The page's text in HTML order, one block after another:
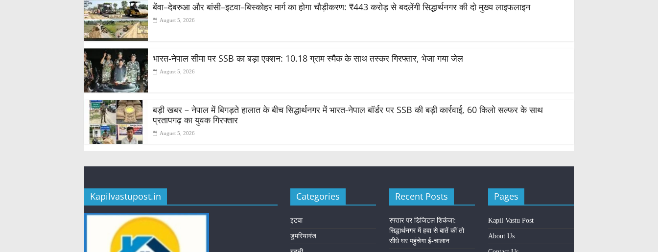
​बेंवा–देबरुआ और बांसी–इटवा–बिस्कोहर मार्ग का होगा चौड़ीकरण: ₹443 करोड़ से बदलेंगी सिद्धार्थनगर की दो मुख्य लाइफलाइन
August 5, 2026
भारत-नेपाल सीमा पर SSB का बड़ा एक्शन: 10.18 ग्राम स्मैक के साथ तस्कर गिरफ्तार, भेजा गया जेल
August 5, 2026
बड़ी खबर – नेपाल में बिगड़ते हालात के बीच सिद्धार्थनगर में भारत-नेपाल बॉर्डर पर SSB की बड़ी कार्रवाई, 60 किलो सल्फर के साथ
प्रतापगढ़ का युवक गिरफ्तार
August 5, 2026
Kapilvastupost.in Categories
इटवा
डुमरियागंज
Recent Posts
रफ्तार पर डिजिटल शिकंजा:
सिद्धार्थनगर में हवा से बातें कीं तो
सीधे घर पहुंचेगा ई-चालान
Pages
Kapil Vastu Post
About Us